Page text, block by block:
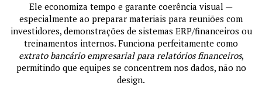
Ele economiza tempo e garante coerência visual —
especialmente ao preparar materiais para reuniões com
investidores, demonstrações de sistemas ERP/financeiros ou
treinamentos internos. Funciona perfeitamente como
extrato bancário empresarial para relatórios financeiros,
permitindo que equipes se concentrem nos dados, não no
design.